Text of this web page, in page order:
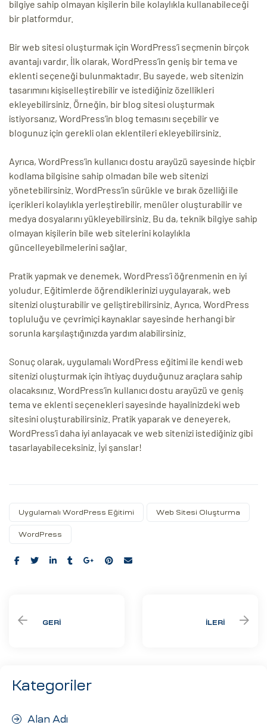
bilgiye sahip olmayan kişilerin bile kolaylıkla kullanabileceği
bir platformdur.
Bir web sitesi oluşturmak için WordPress’i seçmenin birçok
avantajı vardır. İlk olarak, WordPress’in geniş bir tema ve
eklenti seçeneği bulunmaktadır. Bu sayede, web sitenizin
tasarımını kişiselleştirebilir ve istediğiniz özellikleri
ekleyebilirsiniz. Örneğin, bir blog sitesi oluşturmak
istiyorsanız, WordPress’in blog temasını seçebilir ve
blogunuz için gerekli olan eklentileri ekleyebilirsiniz.
Ayrıca, WordPress’in kullanıcı dostu arayüzü sayesinde hiçbir
kodlama bilgisine sahip olmadan bile web sitenizi
yönetebilirsiniz. WordPress’in sürükle ve bırak özelliği ile
içerikleri kolaylıkla yerleştirebilir, menüler oluşturabilir ve
medya dosyalarını yükleyebilirsiniz. Bu da, teknik bilgiye sahip
olmayan kişilerin bile web sitelerini kolaylıkla
güncelleyebilmelerini sağlar.
Pratik yapmak ve denemek, WordPress’i öğrenmenin en iyi
yoludur. Eğitimlerde öğrendiklerinizi uygulayarak, web
sitenizi oluşturabilir ve geliştirebilirsiniz. Ayrıca, WordPress
topluluğu ve çevrimiçi kaynaklar sayesinde herhangi bir
sorunla karşılaştığınızda yardım alabilirsiniz.
Sonuç olarak, uygulamalı WordPress eğitimi ile kendi web
sitenizi oluşturmak için ihtiyaç duyduğunuz araçlara sahip
olacaksınız. WordPress’in kullanıcı dostu arayüzü ve geniş
tema ve eklenti seçenekleri sayesinde hayalinizdeki web
sitesini oluşturabilirsiniz. Pratik yaparak ve deneyerek,
WordPress’i daha iyi anlayacak ve web sitenizi istediğiniz gibi
tasarlayabileceksiniz. İyi şanslar!
Uygulamalı WordPress Eğitimi Web Sitesi Oluşturma
WordPress
Share:
GERI İLERI
Kategoriler
Alan Adı